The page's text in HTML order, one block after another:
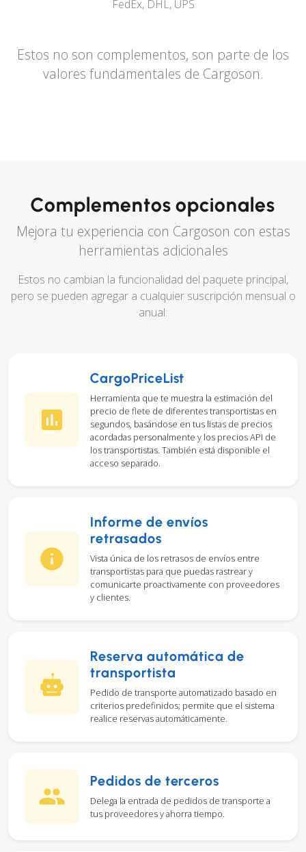
FedEx, DHL, UPS
Estos no son complementos, son parte de los
valores fundamentales de Cargoson.
Complementos opcionales
Mejora tu experiencia con Cargoson con estas
herramientas adicionales
Estos no cambian la funcionalidad del paquete principal,
pero se pueden agregar a cualquier suscripción mensual o
anual:
CargoPriceList
Herramienta que te muestra la estimación del
precio de flete de diferentes transportistas en
segundos, basándose en tus listas de precios
acordadas personalmente y los precios API de
los transportistas. También está disponible el
acceso separado.
Informe de envíos
retrasados
Vista única de los retrasos de envíos entre
transportistas para que puedas rastrear y
comunicarte proactivamente con proveedores
y clientes.
Reserva automática de
transportista
Pedido de transporte automatizado basado en
criterios predefinidos; permite que el sistema
realice reservas automáticamente.
Pedidos de terceros
Delega la entrada de pedidos de transporte a
tus proveedores y ahorra tiempo.